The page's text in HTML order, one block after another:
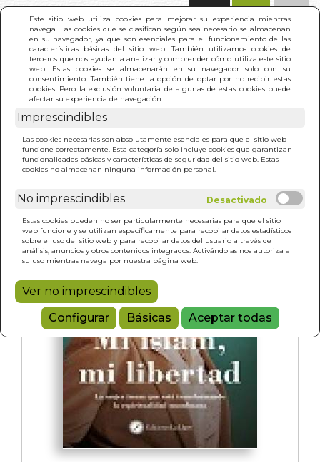
Este sitio web utiliza cookies para mejorar su experiencia mientras
navega. Las cookies que se clasifican según sea necesario se almacenan
en su navegador, ya que son esenciales para el funcionamiento de las
características básicas del sitio web. También utilizamos cookies de
terceros que nos ayudan a analizar y comprender cómo utiliza este sitio
web. Estas cookies se almacenarán en su navegador solo con su
consentimiento. También tiene la opción de optar por no recibir estas
cookies. Pero la exclusión voluntaria de algunas de estas cookies puede
afectar su experiencia de navegación.
Imprescindibles
Las cookies necesarias son absolutamente esenciales para que el sitio web
funcione correctamente. Esta categoría solo incluye cookies que garantizan
funcionalidades básicas y características de seguridad del sitio web. Estas
cookies no almacenan ninguna información personal.
No imprescindibles
Estas cookies pueden no ser particularmente necesarias para que el sitio
web funcione y se utilizan específicamente para recopilar datos estadísticos
sobre el uso del sitio web y para recopilar datos del usuario a través de
análisis, anuncios y otros contenidos integrados. Activándolas nos autoriza a
su uso mientras navega por nuestra página web.
Ver no imprescindibles
Configurar
Básicas Aceptar todas
INICIO > MI ISLAM MI LIBERTAD